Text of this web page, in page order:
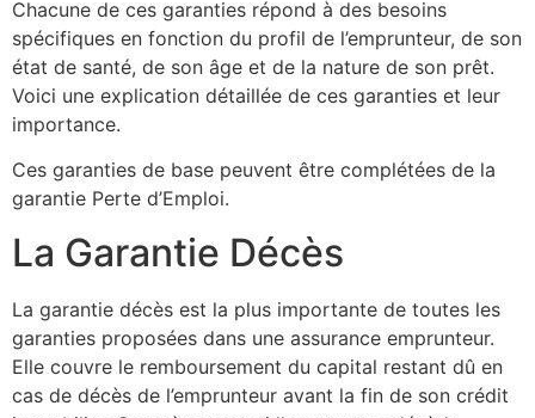
Chacune de ces garanties répond à des besoins
spécifiques en fonction du profil de l’emprunteur, de son
état de santé, de son âge et de la nature de son prêt.
Voici une explication détaillée de ces garanties et leur
importance.
Ces garanties de base peuvent être complétées de la
garantie Perte d’Emploi.
La Garantie Décès
La garantie décès est la plus importante de toutes les
garanties proposées dans une assurance emprunteur.
Elle couvre le remboursement du capital restant dû en
cas de décès de l’emprunteur avant la fin de son crédit